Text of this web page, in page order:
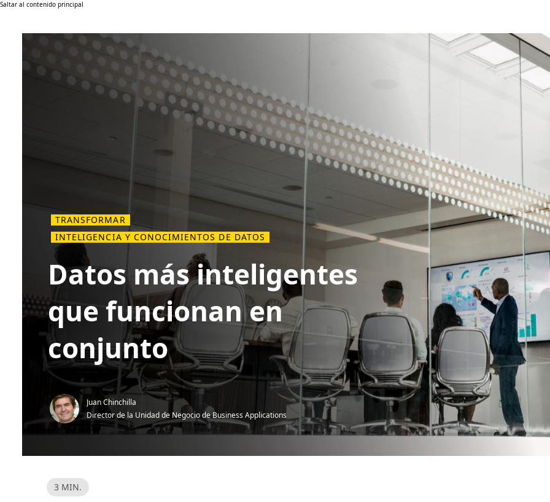
Saltar al contenido principal
TRANSFORMAR
INTELIGENCIA Y CONOCIMIENTOS DE DATOS
Datos más inteligentes
que funcionan en
conjunto
Juan Chinchilla
Director de la Unidad de Negocio de Business Applications
H
o
3 MIN.